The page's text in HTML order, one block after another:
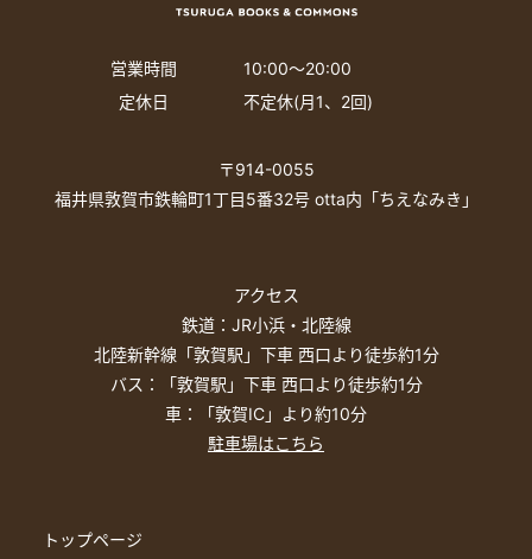
営業時間
10:00〜20:00
定休日
不定休(月1、2回)
〒914-0055
福井県敦賀市鉄輪町1丁目5番32号 otta内「ちえなみき」
アクセス
鉄道：JR小浜・北陸線
北陸新幹線「敦賀駅」下車 西口より徒歩約1分
バス：「敦賀駅」下車 西口より徒歩約1分
車：「敦賀IC」より約10分
駐車場はこちら
トップページ